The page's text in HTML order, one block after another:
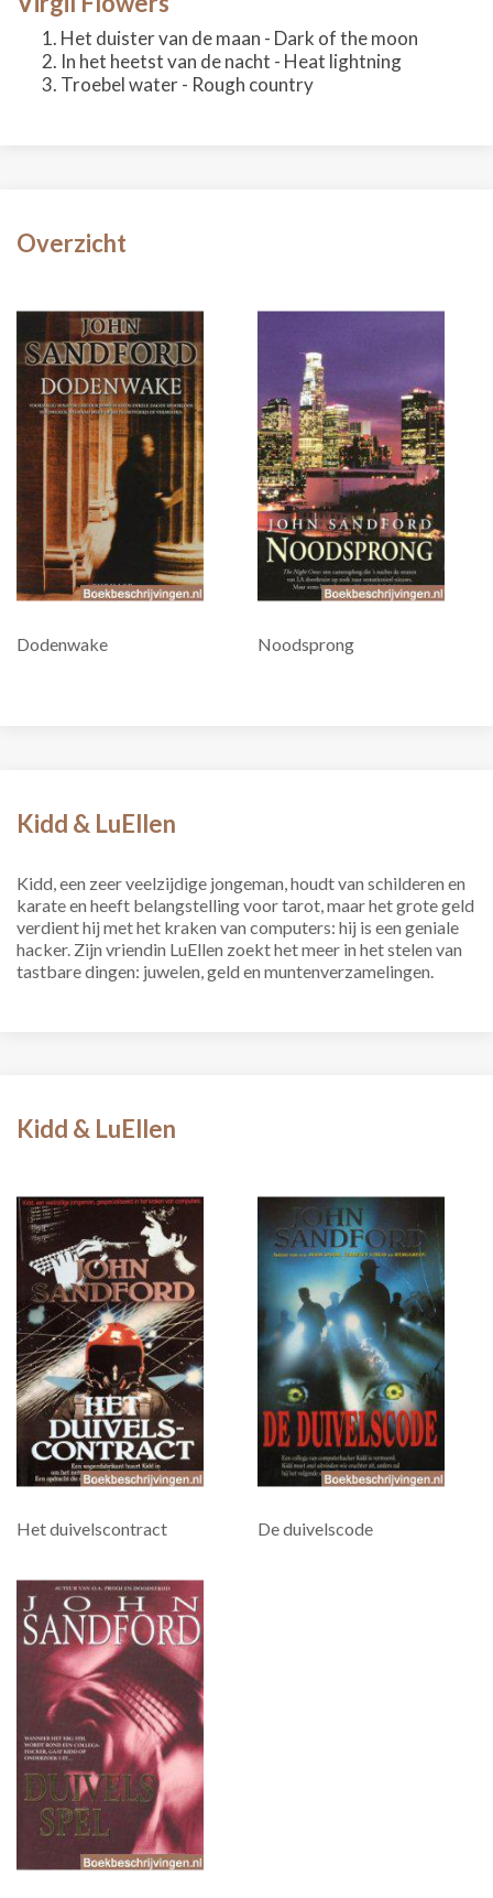
Het duister van de maan - Dark of the moon
In het heetst van de nacht - Heat lightning
Troebel water - Rough country
Overzicht
Dodenwake Noodsprong
Kidd & LuEllen
Kidd, een zeer veelzijdige jongeman, houdt van schilderen en
karate en heeft belangstelling voor tarot, maar het grote geld
verdient hij met het kraken van computers: hij is een geniale
hacker. Zijn vriendin LuEllen zoekt het meer in het stelen van
tastbare dingen: juwelen, geld en muntenverzamelingen.
Kidd & LuEllen
Het duivelscontract De duivelscode